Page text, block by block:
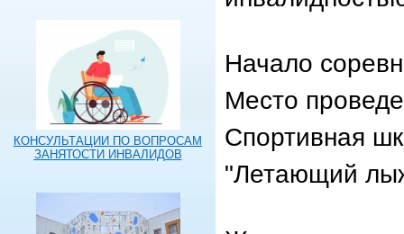
КОНСУЛЬТАЦИИ ПО ВОПРОСАМ
ЗАНЯТОСТИ ИНВАЛИДОВ
Начало
Место
Спортивная
"Летающий